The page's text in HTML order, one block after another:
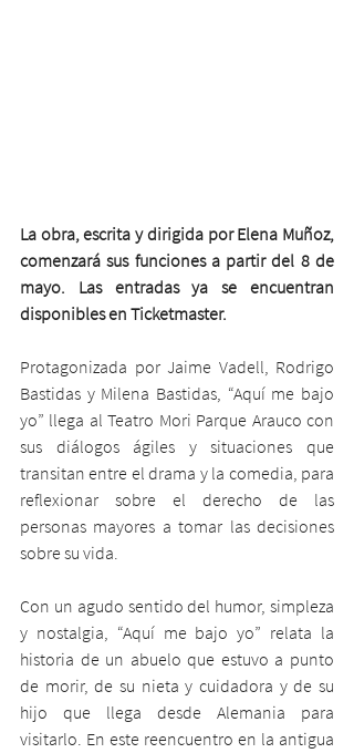
La obra, escrita y dirigida por Elena Muñoz,
comenzará sus funciones a partir del 8 de
mayo. Las entradas ya se encuentran
disponibles en Ticketmaster.
Protagonizada por Jaime Vadell, Rodrigo
Bastidas y Milena Bastidas, “Aquí me bajo
yo” llega al Teatro Mori Parque Arauco con
sus diálogos ágiles y situaciones que
transitan entre el drama y la comedia, para
reflexionar sobre el derecho de las
personas mayores a tomar las decisiones
sobre su vida.
Con un agudo sentido del humor, simpleza
y nostalgia, “Aquí me bajo yo” relata la
historia de un abuelo que estuvo a punto
de morir, de su nieta y cuidadora y de su
hijo que llega desde Alemania para
visitarlo. En este reencuentro en la antigua